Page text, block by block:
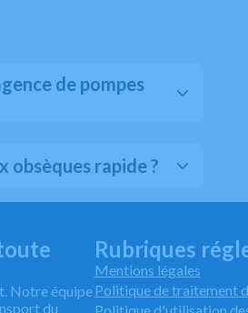
de pompes
obsèques rapide ?
Notre équipe
du
Rubriques
Mentions légales
Politique de traitement